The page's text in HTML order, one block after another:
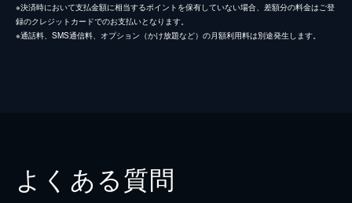
※決済時において支払金額に相当するポイントを保有していない場合、差額分の料金はご登
録のクレジットカードでのお支払いとなります。
※通話料、SMS通信料、オプション（かけ放題など）の月額利用料は別途発生します。
よくある質問